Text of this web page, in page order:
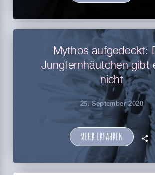
Mythos aufgedeckt:
Jungfernhäutchen gibt
nicht
25. September 2020
MEHR ERFAHREN 🗣